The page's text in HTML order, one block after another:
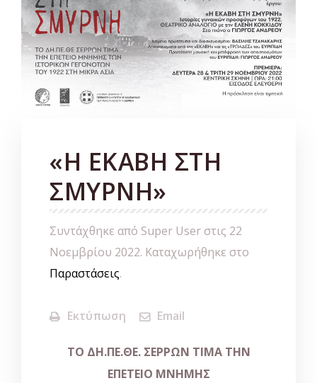
«Η ΕΚΑΒΗ ΣΤΗ
ΣΜΥΡΝΗ»
Συντάχθηκε από Super User στις 22
Νοεμβρίου 2022. Καταχωρήθηκε στο
Παραστάσεις.
Εκτύπωση Email
ΤΟ ΔΗ.ΠΕ.ΘΕ. ΣΕΡΡΩΝ ΤΙΜΑ ΤΗΝ
ΕΠΕΤΕΙΟ ΜΝΗΜΗΣ